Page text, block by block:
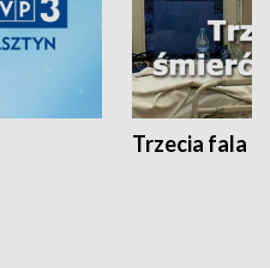
Trzecia fala -